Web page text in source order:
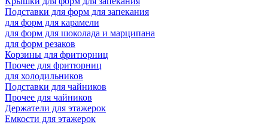
Подставки для форм для запекания
для форм для карамели
для форм для шоколада и марципана
для форм резаков
Корзины для фритюрниц
Прочее для фритюрниц
для холодильников
Подставки для чайников
Прочее для чайников
Держатели для этажерок
Емкости для этажерок